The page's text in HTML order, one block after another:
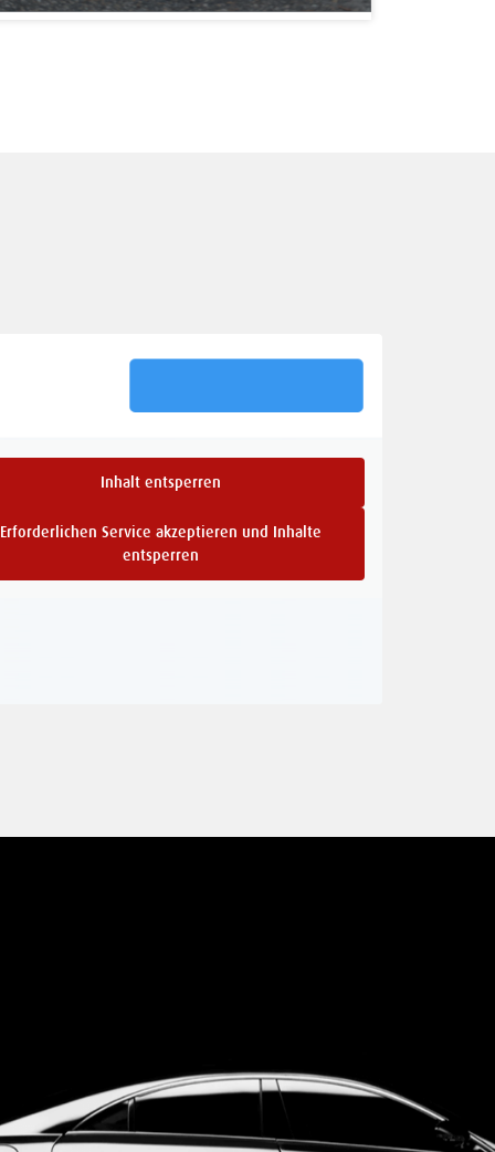
Inhalt entsperren
Erforderlichen Service akzeptieren und Inhalte
entsperren